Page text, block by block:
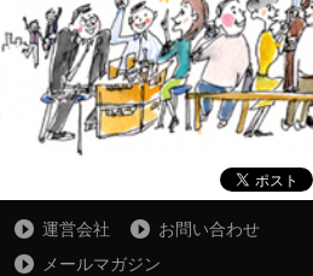
運営会社
お問い合わせ
メールマガジン